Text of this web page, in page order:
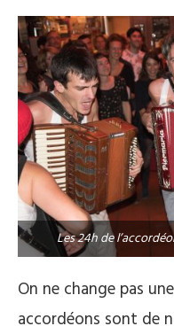
Les 24h de
On ne change pas
accordéons sont de